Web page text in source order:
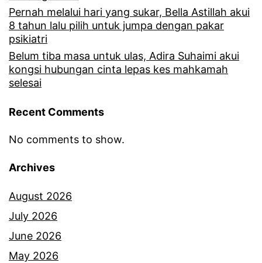
Pernah melalui hari yang sukar, Bella Astillah akui
8 tahun lalu pilih untuk jumpa dengan pakar
psikiatri
Belum tiba masa untuk ulas, Adira Suhaimi akui
kongsi hubungan cinta lepas kes mahkamah
selesai
Recent Comments
No comments to show.
Archives
August 2026
July 2026
June 2026
May 2026